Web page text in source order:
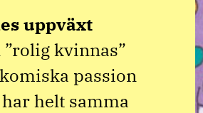
uppväxt
kvinnas”
passion
helt samma